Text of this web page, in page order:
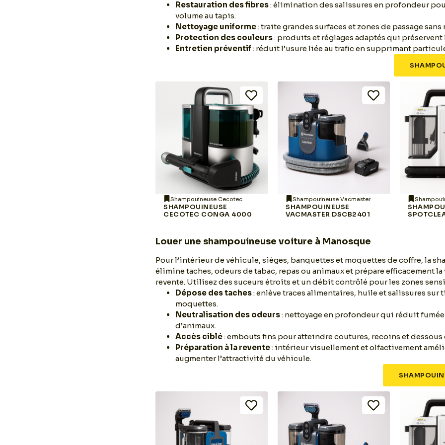
Restauration des fibres: élimination des salissures en profondeur
volume au tapis.
Nettoyage uniforme: traite grandes surfaces et zones de passage
Protection des couleurs: produits et réglages adaptés qui préservent
Entretien préventif : réduit l’usure liée au trafic en supprimant
Shampouineuse Cecotec
SHAMPOUINEUSE
CECOTEC CONGA 4000
Shampouineuse Vacmaster
SHAMPOUINEUSE
VACMASTER DSCB2401
Louer une shampouineuse voiture à Manosque
Pour l’intérieur de véhicule, sièges, banquettes et moquettes de coffre, la
élimine taches, odeurs de tabac, repas ou animaux et prépare efficacement
revente. Utilisez des suceurs étroits et un débit contrôlé pour les zones
Dépose des taches: enlève traces alimentaires, huile et salissures sur
moquettes.
Neutralisation des odeurs: nettoyage en profondeur qui réduit
d’animaux.
Accès ciblé: embouts fins pour atteindre coutures, recoins et dessous
Préparation à la revente: intérieur visuellement et olfactivement
augmenter l’attractivité du véhicule.